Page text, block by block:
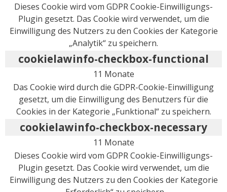
Dieses Cookie wird vom GDPR Cookie-Einwilligungs-
Plugin gesetzt. Das Cookie wird verwendet, um die
Einwilligung des Nutzers zu den Cookies der Kategorie
„Analytik“ zu speichern.
cookielawinfo-checkbox-functional
11 Monate
Das Cookie wird durch die GDPR-Cookie-Einwilligung
gesetzt, um die Einwilligung des Benutzers für die
Cookies in der Kategorie „Funktional“ zu speichern.
cookielawinfo-checkbox-necessary
11 Monate
Dieses Cookie wird vom GDPR Cookie-Einwilligungs-
Plugin gesetzt. Das Cookie wird verwendet, um die
Einwilligung des Nutzers zu den Cookies der Kategorie